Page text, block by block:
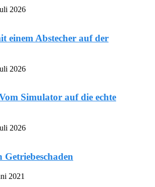
2026
einem Abstecher auf der
2026
Simulator auf die echte
2026
Getriebeschaden
2021